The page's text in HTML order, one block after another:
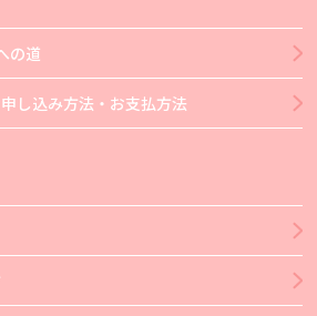
の道
し込み方法・お支払方法